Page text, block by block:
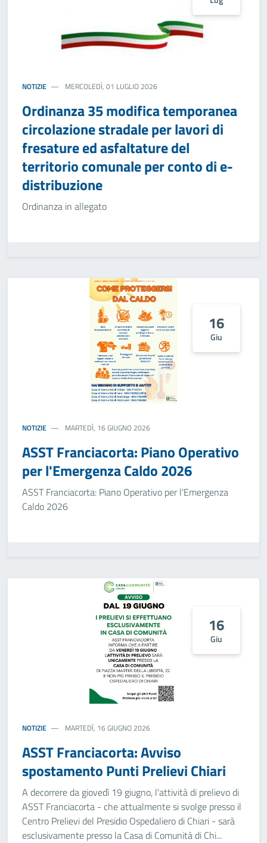
NOTIZIE MERCOLEDÌ, 01 LUGLIO 2026
Ordinanza 35 modifica temporanea
circolazione stradale per lavori di
fresature ed asfaltature del
territorio comunale per conto di e-
distribuzione
Ordinanza in allegato
16
Giu
NOTIZIE MARTEDÌ, 16 GIUGNO 2026
ASST Franciacorta: Piano Operativo
per l'Emergenza Caldo 2026
ASST Franciacorta: Piano Operativo per l'Emergenza
Caldo 2026
16
Giu
NOTIZIE MARTEDÌ, 16 GIUGNO 2026
ASST Franciacorta: Avviso
spostamento Punti Prelievi Chiari
A decorrere da giovedì 19 giugno, l'attività di prelievo di
ASST Franciacorta - che attualmente si svolge presso il
Centro Prelievi del Presidio Ospedaliero di Chiari - sarà
esclusivamente presso la Casa di Comunità di Chi...